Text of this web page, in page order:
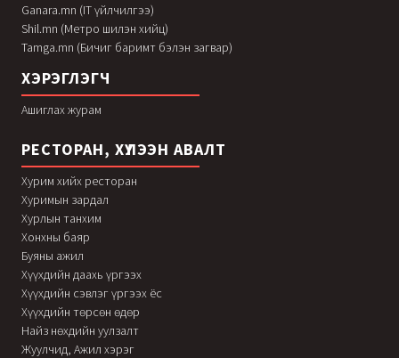
Ganara.mn (IT үйлчилгээ)
Shil.mn (Метро шилэн хийц)
Tamga.mn (Бичиг баримт бэлэн загвар)
ХЭРЭГЛЭГЧ
Ашиглах журам
РЕСТОРАН, ХҮЛЭЭН АВАЛТ
Хурим хийх ресторан
Хуримын зардал
Хурлын танхим
Хонхны баяр
Буяны ажил
Хүүхдийн даахь үргээх
Хүүхдийн сэвлэг үргээх ёс
Хүүхдийн төрсөн өдөр
Найз нөхдийн уулзалт
Жуулчид, Ажил хэрэг